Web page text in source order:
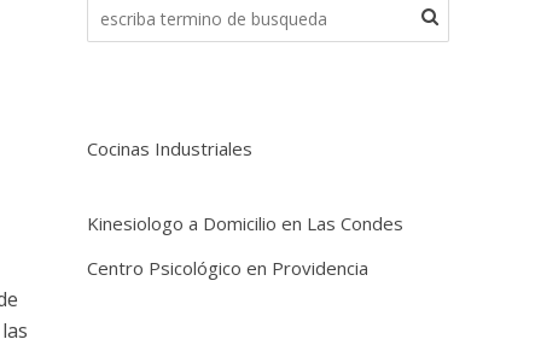
Cocinas Industriales
Kinesiologo a Domicilio en Las Condes
Centro Psicológico en Providencia